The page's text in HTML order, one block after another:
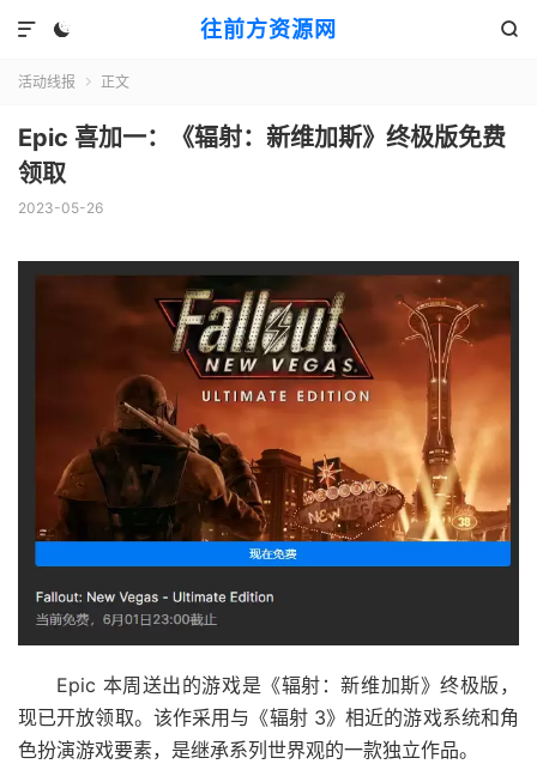
往前方资源网
 

活动线报  正文
Epic 喜加一：《辐射：新维加斯》终极版免费
领取
2023-05-26
Epic 本周送出的游戏是《辐射：新维加斯》终极版，
现已开放领取。该作采用与《辐射 3》相近的游戏系统和角
色扮演游戏要素，是继承系列世界观的一款独立作品。